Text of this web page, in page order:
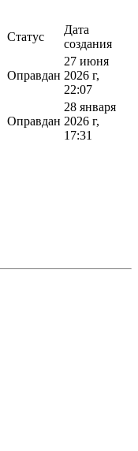
Статус
Дата
создания
Оправдан
27 июня
2026 г,
22:07
Оправдан
28 января
2026 г,
17:31